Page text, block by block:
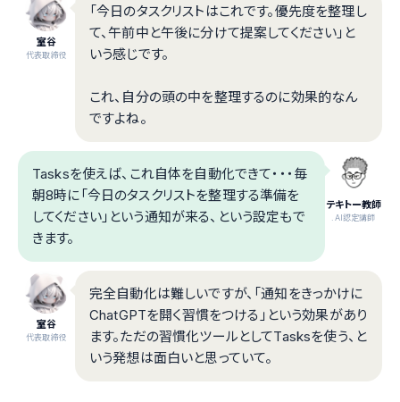
室谷
代表取締役
「今日のタスクリストはこれです。優先度を整理し
て、午前中と午後に分けて提案してください」と
いう感じです。
これ、自分の頭の中を整理するのに効果的なん
ですよね。
テキトー教師
.AI認定講師
Tasksを使えば、これ自体を自動化できて・・・毎
朝8時に「今日のタスクリストを整理する準備を
してください」という通知が来る、という設定もで
きます。
室谷
代表取締役
完全自動化は難しいですが、「通知をきっかけに
ChatGPTを開く習慣をつける」という効果があり
ます。ただの習慣化ツールとしてTasksを使う、と
いう発想は面白いと思っていて。